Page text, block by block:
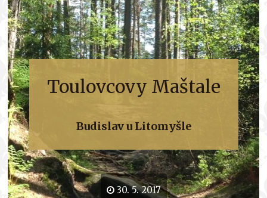
Toulovcovy Maštale
Budislav u Litomyšle
30. 5. 2017